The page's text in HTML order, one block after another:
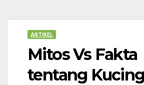
ARTIKEL
Mitos Vs Fakta
tentang